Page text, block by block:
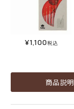
¥1,100税込
商品説明